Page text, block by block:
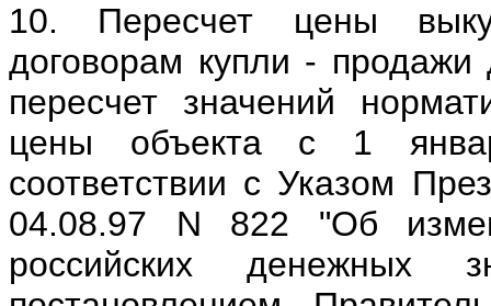
10. Пересчет цены
договорам купли -
пересчет значений
цены объекта с 1
соответствии с Указом
04.08.97 N 822 "Об
российских